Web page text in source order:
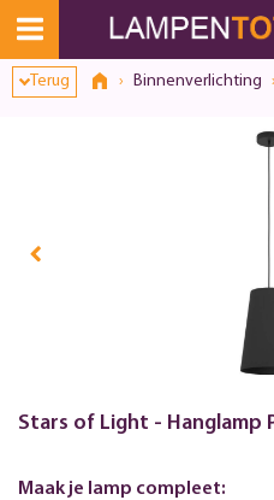
Terug Binnenverlichting
Stars of Light - Hanglamp
Maak je lamp compleet: